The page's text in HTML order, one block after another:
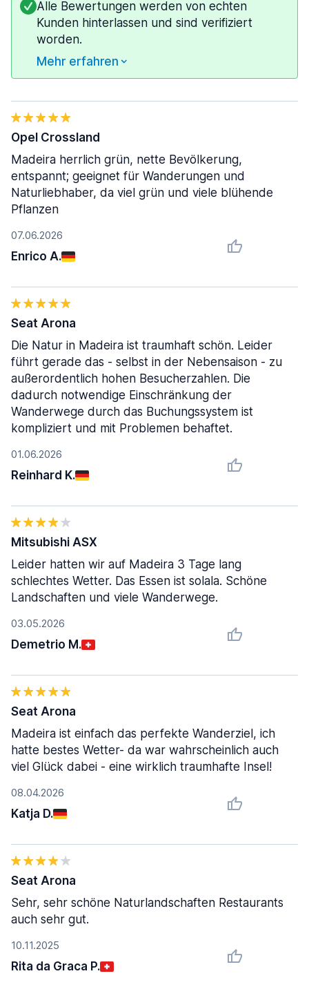
Alle Bewertungen werden von echten
Kunden hinterlassen und sind verifiziert
worden.
Mehr erfahren
07.06.2026
Enrico A.
Opel Crossland
Madeira herrlich grün, nette Bevölkerung,
entspannt; geeignet für Wanderungen und
Naturliebhaber, da viel grün und viele blühende
Pflanzen
01.06.2026
Reinhard K.
Seat Arona
Die Natur in Madeira ist traumhaft schön. Leider
führt gerade das - selbst in der Nebensaison - zu
außerordentlich hohen Besucherzahlen. Die
dadurch notwendige Einschränkung der
Wanderwege durch das Buchungssystem ist
kompliziert und mit Problemen behaftet.
03.05.2026
Demetrio M.
Mitsubishi ASX
Leider hatten wir auf Madeira 3 Tage lang
schlechtes Wetter. Das Essen ist solala. Schöne
Landschaften und viele Wanderwege.
08.04.2026
Katja D.
Seat Arona
Madeira ist einfach das perfekte Wanderziel, ich
hatte bestes Wetter- da war wahrscheinlich auch
viel Glück dabei - eine wirklich traumhafte Insel!
10.11.2025
Rita da Graca P.
Seat Arona
Sehr, sehr schöne Naturlandschaften Restaurants
auch sehr gut.